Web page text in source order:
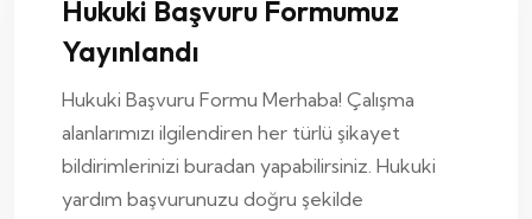
Hukuki Başvuru Formumuz
Yayınlandı
Hukuki Başvuru Formu Merhaba! Çalışma
alanlarımızı ilgilendiren her türlü şikayet
bildirimlerinizi buradan yapabilirsiniz. Hukuki
yardım başvurunuzu doğru şekilde